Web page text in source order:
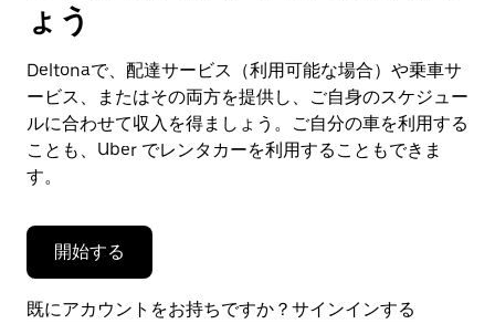
ン
ー
を
閉
じ
ま
す。
ょう
Deltonaで、配達サービス（利用可能な場合）や乗車サ
ービス、またはその両方を提供し、ご自身のスケジュー
ルに合わせて収入を得ましょう。ご自分の車を利用する
ことも、Uber でレンタカーを利用することもできま
す。
開始する
既にアカウントをお持ちですか？サインインする